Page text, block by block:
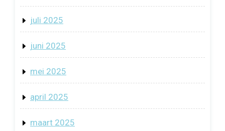
juli 2025
juni 2025
mei 2025
april 2025
maart 2025